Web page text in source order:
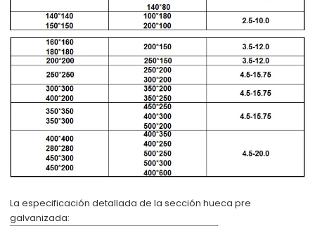
La especificación detallada de la sección hueca pre
galvanizada: